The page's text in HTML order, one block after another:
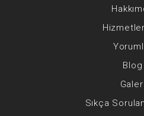
Blog
Galeri
Sıkça